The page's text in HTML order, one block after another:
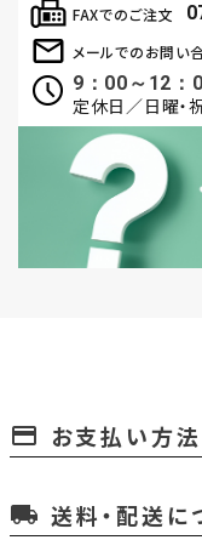
メールでのお問い
9：00～12：
定休日／日曜・
FAXでのご注文
payment お支払い方
local_shipping 送料・配送に